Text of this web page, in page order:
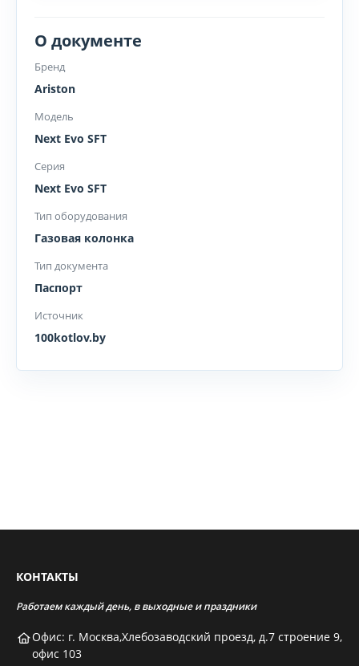
О документе
Бренд
Ariston
Модель
Next Evo SFT
Серия
Next Evo SFT
Тип оборудования
Газовая колонка
Тип документа
Паспорт
Источник
100kotlov.by
КОНТАКТЫ
Работаем каждый день, в выходные и праздники
Офис: г. Москва,Хлебозаводский проезд, д.7 строение 9,
офис 103